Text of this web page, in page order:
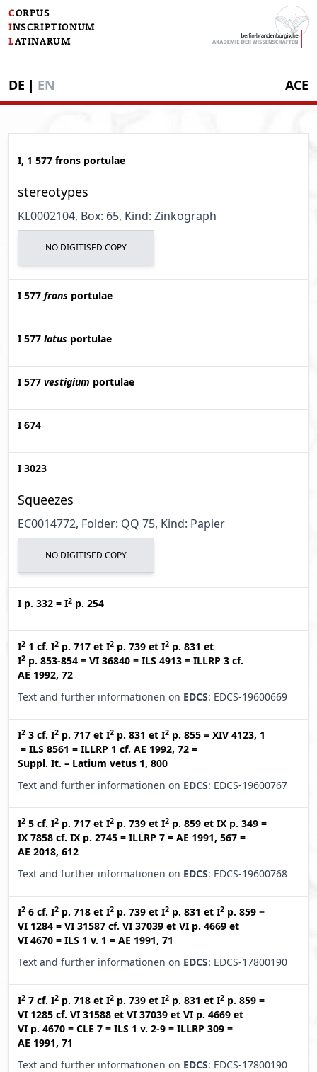
CORPUS
INSCRIPTIONUM
LATINARUM
DE | EN ACE
I, 1 577 frons portulae
stereotypes
KL0002104, Box: 65, Kind: Zinkograph
NO DIGITISED COPY
I 577 frons portulae
I 577 latus portulae
I 577 vestigium portulae
I 674
I 3023
Squeezes
EC0014772, Folder: QQ 75, Kind: Papier
NO DIGITISED COPY
I p. 332 = I2 p. 254
I2 1 cf. I2 p. 717 et I2 p. 739 et I2 p. 831 et
I2 p. 853-854 = VI 36840 = ILS 4913 = ILLRP 3 cf.
AE 1992, 72
Text and further informationen on EDCS: EDCS-19600669
I2 3 cf. I2 p. 717 et I2 p. 831 et I2 p. 855 = XIV 4123, 1
= ILS 8561 = ILLRP 1 cf. AE 1992, 72 =
Suppl. It. – Latium vetus 1, 800
Text and further informationen on EDCS: EDCS-19600767
I2 5 cf. I2 p. 717 et I2 p. 739 et I2 p. 859 et IX p. 349 =
IX 7858 cf. IX p. 2745 = ILLRP 7 = AE 1991, 567 =
AE 2018, 612
Text and further informationen on EDCS: EDCS-19600768
I2 6 cf. I2 p. 718 et I2 p. 739 et I2 p. 831 et I2 p. 859 =
VI 1284 = VI 31587 cf. VI 37039 et VI p. 4669 et
VI 4670 = ILS 1 v. 1 = AE 1991, 71
Text and further informationen on EDCS: EDCS-17800190
I2 7 cf. I2 p. 718 et I2 p. 739 et I2 p. 831 et I2 p. 859 =
VI 1285 cf. VI 31588 et VI 37039 et VI p. 4669 et
VI p. 4670 = CLE 7 = ILS 1 v. 2-9 = ILLRP 309 =
AE 1991, 71
Text and further informationen on EDCS: EDCS-17800190